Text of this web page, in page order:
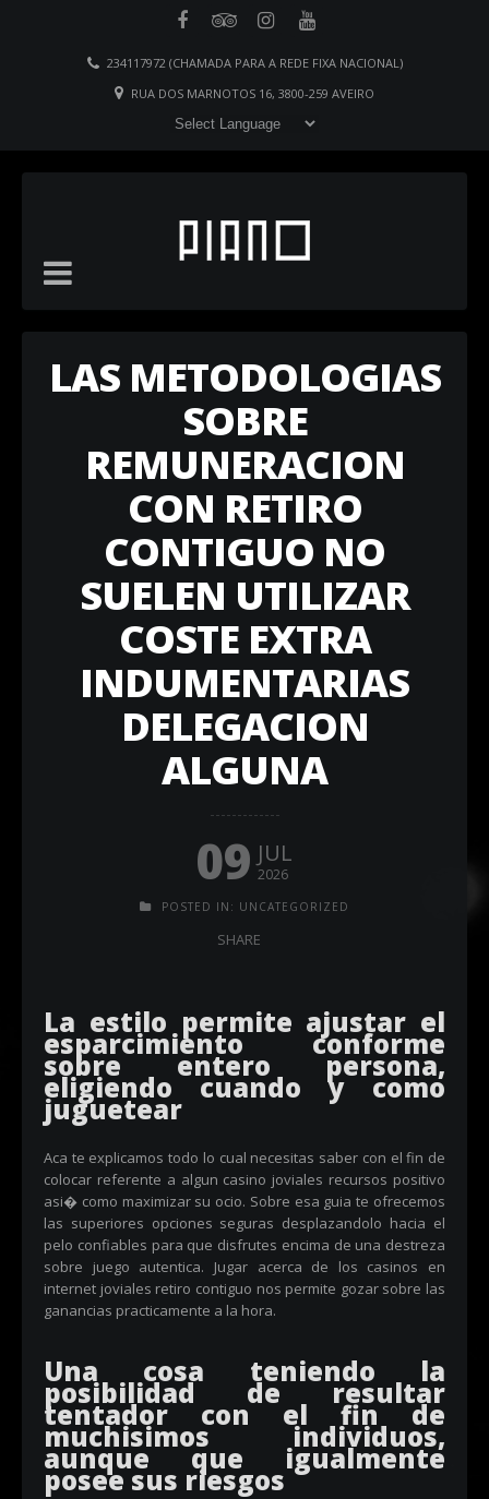
234117972 (CHAMADA PARA A REDE FIXA NACIONAL)
RUA DOS MARNOTOS 16, 3800-259 AVEIRO
LAS METODOLOGIAS
SOBRE
REMUNERACION
CON RETIRO
CONTIGUO NO
SUELEN UTILIZAR
COSTE EXTRA
INDUMENTARIAS
DELEGACION
ALGUNA
09 JUL
2026
POSTED IN: UNCATEGORIZED
SHARE
La estilo permite ajustar el
esparcimiento conforme
sobre entero persona,
eligiendo cuando y como
juguetear
Aca te explicamos todo lo cual necesitas saber con el fin de
colocar referente a algun casino joviales recursos positivo
asi� como maximizar su ocio. Sobre esa guia te ofrecemos
las superiores opciones seguras desplazandolo hacia el
pelo confiables para que disfrutes encima de una destreza
sobre juego autentica. Jugar acerca de los casinos en
internet joviales retiro contiguo nos permite gozar sobre las
ganancias practicamente a la hora.
Una cosa teniendo la
posibilidad de resultar
tentador con el fin de
muchisimos individuos,
aunque que igualmente
posee sus riesgos